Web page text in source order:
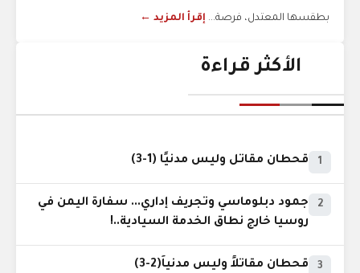
بطقسها المعتدل، فرصة... إقرأ المزيد ←
الأكثر قراءة
1 قحطان مقاتل وليس مدنيًا (1-3)
2
جمود دبلوماسي وتجريف إداري... سفارة اليمن في
روسيا خارج نطاق الخدمة السيادية..!
3 قحطان مقاتلاً وليس مدنياً(2-3)